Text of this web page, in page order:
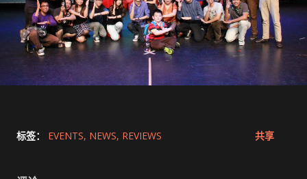
标签： EVENTS NEWS REVIEWS 共享